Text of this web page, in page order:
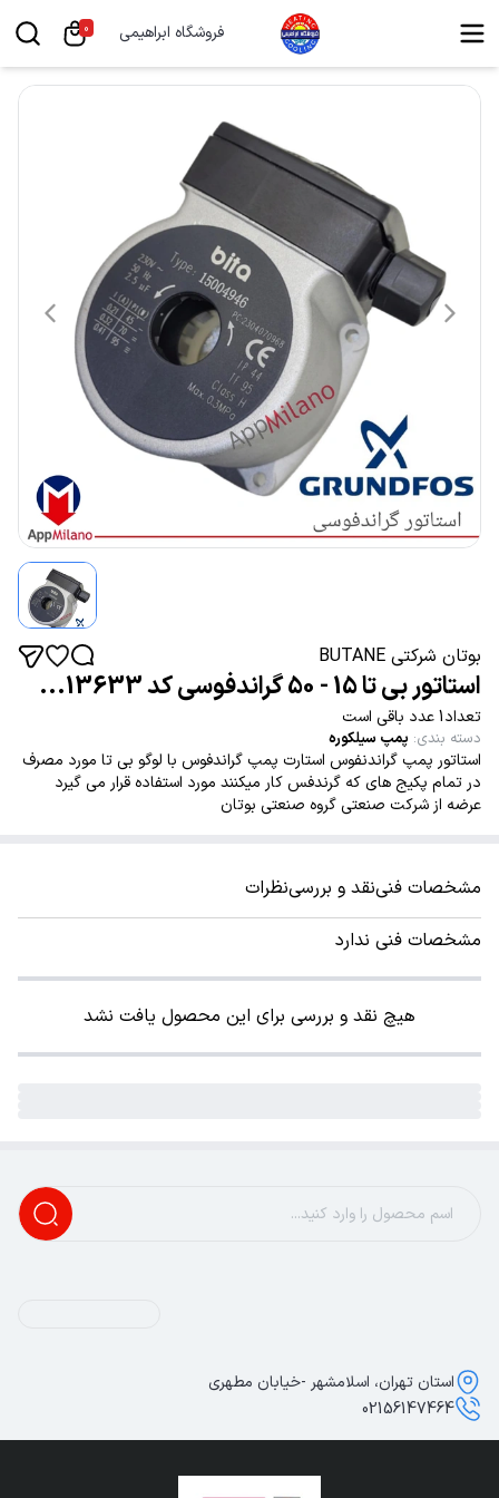
فروشگاه ابراهیمی 0
بوتان شرکتی BUTANE
استاتور بی تا 15 - 50 گراندفوسی کد 13633...
تعداد1 عدد باقی است
دسته بندی: پمپ سیلکوره
استاتور پمپ گراندنفوس استارت پمپ گراندفوس با لوگو بی تا مورد مصرف
در تمام پکیج های که گرندفس کار میکنند مورد استفاده قرار می گیرد
عرضه از شرکت صنعتی گروه صنعتی بوتان
مشخصات فنینقد و بررسینظرات
مشخصات فنی ندارد
هیچ نقد و بررسی برای این محصول یافت نشد
استان تهران، اسلامشهر -خیابان مطهری
02156147464